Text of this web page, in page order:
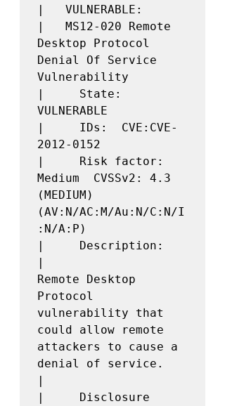
|   VULNERABLE:
|   MS12-020 Remote
Desktop Protocol
Denial Of Service
Vulnerability
|     State:
VULNERABLE
|     IDs:  CVE:CVE-
2012-0152
|     Risk factor:
Medium  CVSSv2: 4.3
(MEDIUM)
(AV:N/AC:M/Au:N/C:N/I
:N/A:P)
|     Description:
|
Remote Desktop
Protocol
vulnerability that
could allow remote
attackers to cause a
denial of service.
|
|     Disclosure